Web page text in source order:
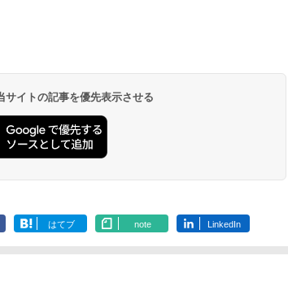
円～
円～
イトの記事を優先表示させる
はてブ note LinkedIn